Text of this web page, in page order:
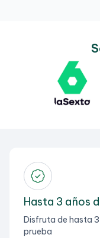
Hasta 3 años
Disfruta de hasta
prueba